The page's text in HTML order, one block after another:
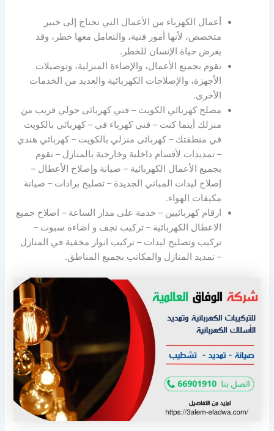
أعمال الكهرباء من الأعمال التي تحتاج إلى خبير
متخصص، لأنها أمور فنية، والتعامل معها خطر، وقد
يعرض حياة الإنسان للخطر.
نقوم بجميع الأعمال، والإضاءة المنزلية، وتوصيلات
الأجهزة، والإصلاحات الكهربائية والعديد من الخدمات
الأخرى.
مصلح كهربائي الكويت – فني كهربائى حولي قريب من
منزلك أينما كنت – فني كهرباء في – كهربائي بالكويت
في منطقتك – كهربائى منزلي بالكويت – كهربائي هندي
– تمديدات لأقسام داخلية وخارجية بالمنازل – نقوم
بجميع الأعمال الكهربائية – صيانة وإصلاح الأعطال –
إصلاح ليدات المباني الجديدة – تصليح برادات – صيانة
مكيفات الهواء.
ارقام كهربائيين – خدمة على مدار الساعة – اصلاح جميع
الاعطال الكهربائية – تركيب نجف و اضاءة سبوت –
تركيب وتصليح ليدات – تركيب انوار مخفية في المنازل
– تمديد المنازل والمكاتب بجميع المناطق.